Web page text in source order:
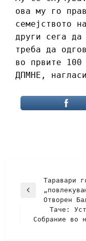
ова му го
семејството
други сега
треба да
во првите
ДПМНЕ,
Таравари
Отворен
Таче:
Собрание во